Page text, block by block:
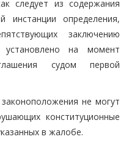
следует из содержания
инстанции определения,
заключению
на момент
судом первой
не могут
конституционные
в жалобе.